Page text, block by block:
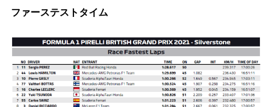
ファーステストタイム